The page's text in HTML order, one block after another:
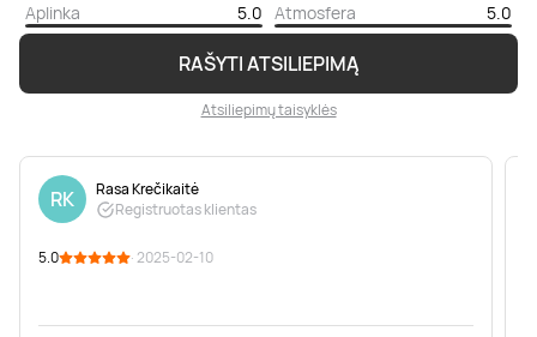
RAŠYTI ATSILIEPIMĄ
Atsiliepimų taisyklės
Aplinka
5.0 Atmosfera 5.0
RK
Rasa Krečikaitė
Registruotas klientas
5.0 · 2025-02-10